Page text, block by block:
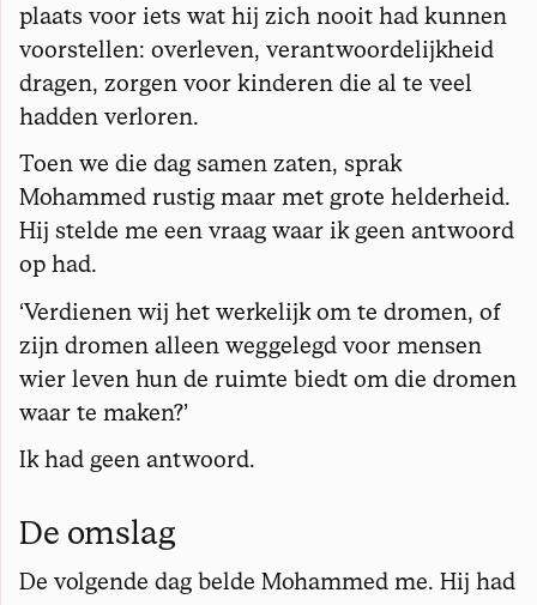
plaats voor iets wat hij zich nooit had kunnen
voorstellen: overleven, verantwoordelijkheid
dragen, zorgen voor kinderen die al te veel
hadden verloren.
Toen we die dag samen zaten, sprak
Mohammed rustig maar met grote helderheid.
Hij stelde me een vraag waar ik geen antwoord
op had.
‘Verdienen wij het werkelijk om te dromen, of
zijn dromen alleen weggelegd voor mensen
wier leven hun de ruimte biedt om die dromen
waar te maken?’
Ik had geen antwoord.
De omslag
De volgende dag belde Mohammed me. Hij had